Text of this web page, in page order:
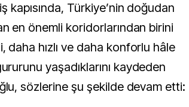
kapısında, Türkiye’nin doğudan
en önemli koridorlarından birini
daha hızlı ve daha konforlu hâle
yaşadıklarını kaydeden
sözlerine şu şekilde devam etti: